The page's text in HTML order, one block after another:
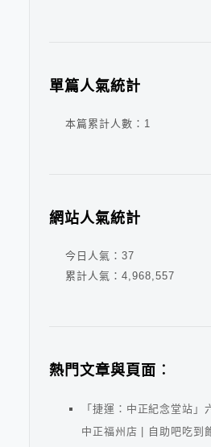
單篇人氣統計
本篇累計人數： 1
網站人氣統計
今日人氣： 37
累計人氣： 4,968,557
熱門文章與頁面︰
「捷運：中正紀念堂站」
中正福州店 | 自助吧吃到